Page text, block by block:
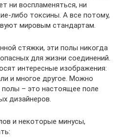
ни воспламеняться, ни
либо токсины. А все потому,
мировым стандартам.
стяжки, эти полы никогда
для жизни соединений.
интересные изображения:
и многое другое. Можно
– это настоящее поле
дизайнеров.
и некоторые минусы,